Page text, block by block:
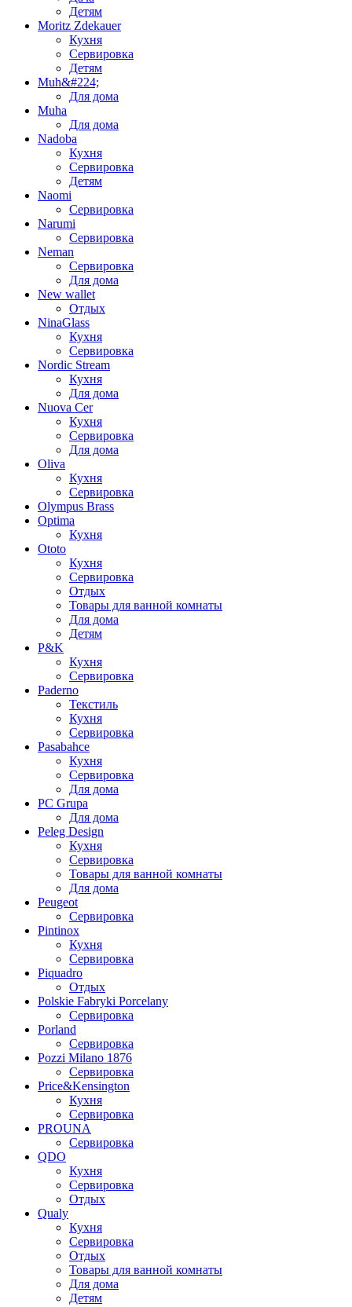
Детям
Moritz Zdekauer
Кухня
Сервировка
Детям
Muh&#224;
Для дома
Muha
Для дома
Nadoba
Кухня
Сервировка
Детям
Naomi
Сервировка
Narumi
Сервировка
Neman
Сервировка
Для дома
New wallet
Отдых
NinaGlass
Кухня
Сервировка
Nordic Stream
Кухня
Для дома
Nuova Cer
Кухня
Сервировка
Для дома
Oliva
Кухня
Сервировка
Olympus Brass
Optima
Кухня
Ototo
Кухня
Сервировка
Отдых
Товары для ванной комнаты
Для дома
Детям
P&K
Кухня
Сервировка
Paderno
Текстиль
Кухня
Сервировка
Pasabahce
Кухня
Сервировка
Для дома
PC Grupa
Для дома
Peleg Design
Кухня
Сервировка
Товары для ванной комнаты
Для дома
Peugeot
Сервировка
Pintinox
Кухня
Сервировка
Piquadro
Отдых
Polskie Fabryki Porcelany
Сервировка
Porland
Сервировка
Pozzi Milano 1876
Сервировка
Price&Kensington
Кухня
Сервировка
PROUNA
Сервировка
QDO
Кухня
Сервировка
Отдых
Qualy
Кухня
Сервировка
Отдых
Товары для ванной комнаты
Для дома
Детям